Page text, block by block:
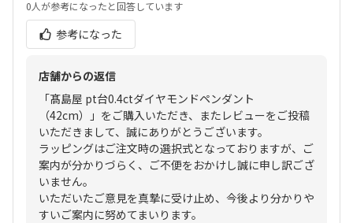
0人が参考になったと回答しています
参考になった
店舗からの返信
「髙島屋 pt台0.4ctダイヤモンドペンダント
（42cm）」をご購入いただき、またレビューをご投稿
いただきまして、誠にありがとうございます。
ラッピングはご注文時の選択式となっておりますが、ご
案内が分かりづらく、ご不便をおかけし誠に申し訳ござ
いません。
いただいたご意見を真摯に受け止め、今後より分かりや
すいご案内に努めてまいります。